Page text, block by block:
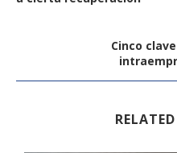
Cinco